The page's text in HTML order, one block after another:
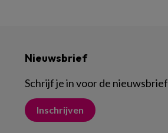
Nieuwsbrief
Schrijf je in voor de nieuwsbrief
Inschrijven